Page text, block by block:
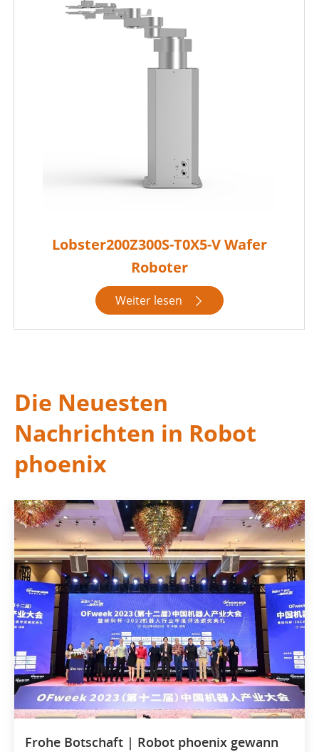
Lobster200Z300S-T0X5-V Wafer
Roboter
Weiter lesen 
Die Neuesten
Nachrichten in Robot
phoenix
Frohe Botschaft | Robot phoenix gewann